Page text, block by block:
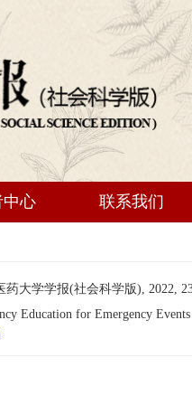
中心 联系我们
大学学报(社会科学版), 2022,
Education for Emergency